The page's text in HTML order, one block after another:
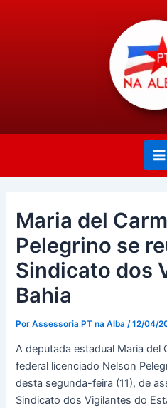
Maria del
Pelegrino se
Sindicato dos
Bahia
PorAssessoria PT na Alba/12/04/
A deputada estadual Maria del
federal licenciado Nelson
desta segunda-feira (11), de
Sindicato dos Vigilantes do